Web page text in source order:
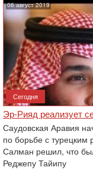
06 август 2019
Сегодня
Эр-Рияд реализует
Саудовская Аравия
по борьбе с
Салман решил, что
Реджепу Тайипу